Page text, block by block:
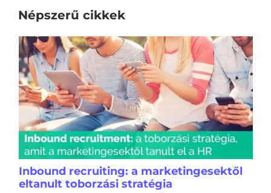
Népszerű cikkek
Inbound recruiting: a marketingesektől
eltanult toborzási stratégia